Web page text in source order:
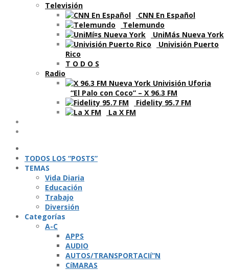
Televisión
CNN En Español
Telemundo
UniMás Nueva York
Univisión Puerto
Rico
T O D O S
Radio
“El Palo con Coco” – X 96.3 FM
Fidelity 95.7 FM
La X FM
TODOS LOS “POSTS”
TEMAS
Vida Diaria
Educación
Trabajo
Diversión
Categorí­as
A-C
APPS
AUDIO
AUTOS/TRANSPORTACIí“N
CíMARAS